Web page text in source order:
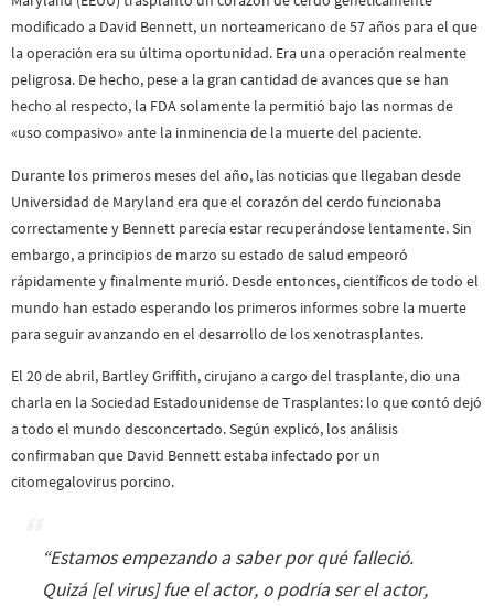
modificado a David Bennett, un norteamericano de 57 años para el que
la operación era su última oportunidad. Era una operación realmente
peligrosa. De hecho, pese a la gran cantidad de avances que se han
hecho al respecto, la FDA solamente la permitió bajo las normas de
«uso compasivo» ante la inminencia de la muerte del paciente.
Durante los primeros meses del año, las noticias que llegaban desde
Universidad de Maryland era que el corazón del cerdo funcionaba
correctamente y Bennett parecía estar recuperándose lentamente. Sin
embargo, a principios de marzo su estado de salud empeoró
rápidamente y finalmente murió. Desde entonces, científicos de todo el
mundo han estado esperando los primeros informes sobre la muerte
para seguir avanzando en el desarrollo de los xenotrasplantes.
El 20 de abril, Bartley Griffith, cirujano a cargo del trasplante, dio una
charla en la Sociedad Estadounidense de Trasplantes: lo que contó dejó
a todo el mundo desconcertado. Según explicó, los análisis
confirmaban que David Bennett estaba infectado por un
citomegalovirus porcino.
“Estamos empezando a saber por qué falleció.
Quizá [el virus] fue el actor, o podría ser el actor,